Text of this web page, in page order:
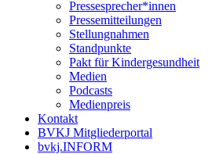
Pressesprecher*innen
Pressemitteilungen
Stellungnahmen
Standpunkte
Pakt für Kindergesundheit
Medien
Podcasts
Medienpreis
Kontakt
BVKJ Mitgliederportal
bvkj.INFORM